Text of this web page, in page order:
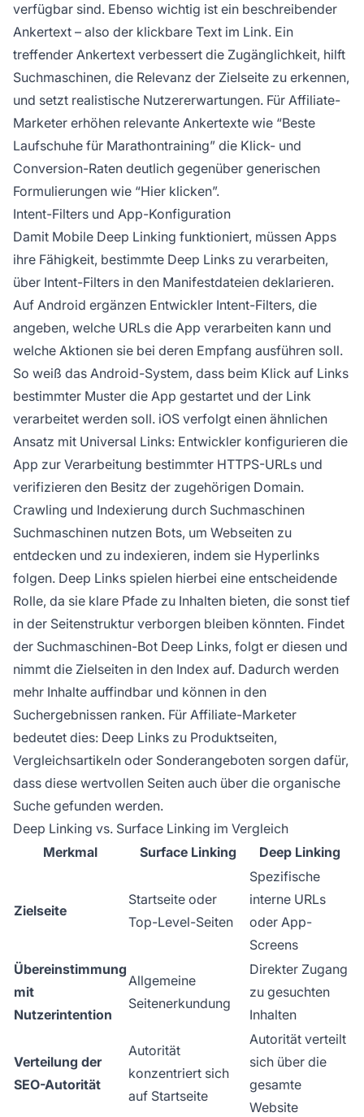
verfügbar sind. Ebenso wichtig ist ein beschreibender
Ankertext – also der klickbare Text im Link. Ein
treffender Ankertext verbessert die Zugänglichkeit, hilft
Suchmaschinen, die Relevanz der Zielseite zu erkennen,
und setzt realistische Nutzererwartungen. Für Affiliate-
Marketer erhöhen relevante Ankertexte wie “Beste
Laufschuhe für Marathontraining” die Klick- und
Conversion-Raten deutlich gegenüber generischen
Formulierungen wie “Hier klicken”.
Intent-Filters und App-Konfiguration
Damit Mobile Deep Linking funktioniert, müssen Apps
ihre Fähigkeit, bestimmte Deep Links zu verarbeiten,
über Intent-Filters in den Manifestdateien deklarieren.
Auf Android ergänzen Entwickler Intent-Filters, die
angeben, welche URLs die App verarbeiten kann und
welche Aktionen sie bei deren Empfang ausführen soll.
So weiß das Android-System, dass beim Klick auf Links
bestimmter Muster die App gestartet und der Link
verarbeitet werden soll. iOS verfolgt einen ähnlichen
Ansatz mit Universal Links: Entwickler konfigurieren die
App zur Verarbeitung bestimmter HTTPS-URLs und
verifizieren den Besitz der zugehörigen Domain.
Crawling und Indexierung durch Suchmaschinen
Suchmaschinen nutzen Bots, um Webseiten zu
entdecken und zu indexieren, indem sie Hyperlinks
folgen. Deep Links spielen hierbei eine entscheidende
Rolle, da sie klare Pfade zu Inhalten bieten, die sonst tief
in der Seitenstruktur verborgen bleiben könnten. Findet
der Suchmaschinen-Bot Deep Links, folgt er diesen und
nimmt die Zielseiten in den Index auf. Dadurch werden
mehr Inhalte auffindbar und können in den
Suchergebnissen ranken. Für Affiliate-Marketer
bedeutet dies: Deep Links zu Produktseiten,
Vergleichsartikeln oder Sonderangeboten sorgen dafür,
dass diese wertvollen Seiten auch über die organische
Suche gefunden werden.
Deep Linking vs. Surface Linking im Vergleich
Merkmal
Surface Linking Deep Linking
Zielseite
Startseite oder
Top-Level-Seiten
Spezifische
interne URLs
oder App-
Screens
Übereinstimmung
mit
Nutzerintention
Allgemeine
Seitenerkundung
Direkter Zugang
zu gesuchten
Inhalten
Verteilung der
SEO-Autorität
Autorität
konzentriert sich
auf Startseite
Autorität verteilt
sich über die
gesamte
Website